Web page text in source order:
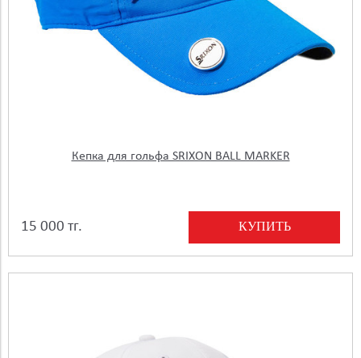
Кепка для гольфа SRIXON BALL MARKER
15 000 тг. КУПИТЬ